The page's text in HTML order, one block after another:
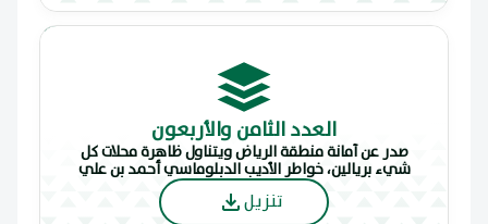
العدد الثامن والأربعون
صدر عن أمانة منطقة الرياض ويتناول ظاهرة محلات كل
شيء بريالين، خواطر الأديب الدبلوماسي أحمد بن علي
المبارك عن الرياض، مساهمة الأمير سلطان في بناء
الجامعة، تقرير عن الطائف المصيف، بالإضافة إلى أبواب
تنزيل